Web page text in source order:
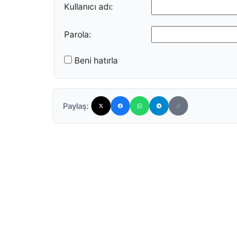
Kullanıcı adı:
Parola:
Beni hatırla
Paylaş: